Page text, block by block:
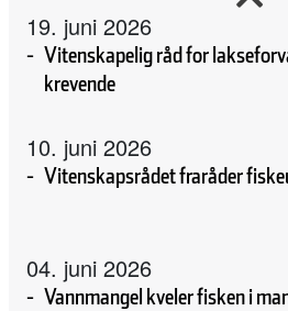
19. juni 2026
Vitenskapelig råd for
krevende
10. juni 2026
Vitenskapsrådet fraråder
04. juni 2026
Vannmangel kveler fisken i